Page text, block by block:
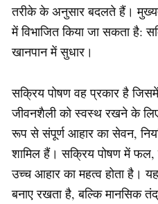
तरीके के अनुसार बदलते हैं।
में विभाजित किया जा सकता है:
खानपान में सुधार।
सक्रिय पोषण वह प्रकार है
जीवनशैली को स्वस्थ रखने के
रूप से संपूर्ण आहार का सेवन,
शामिल हैं। सक्रिय पोषण में फल,
उच्च आहार का महत्व होता है।
बनाए रखता है, बल्कि मानसिक